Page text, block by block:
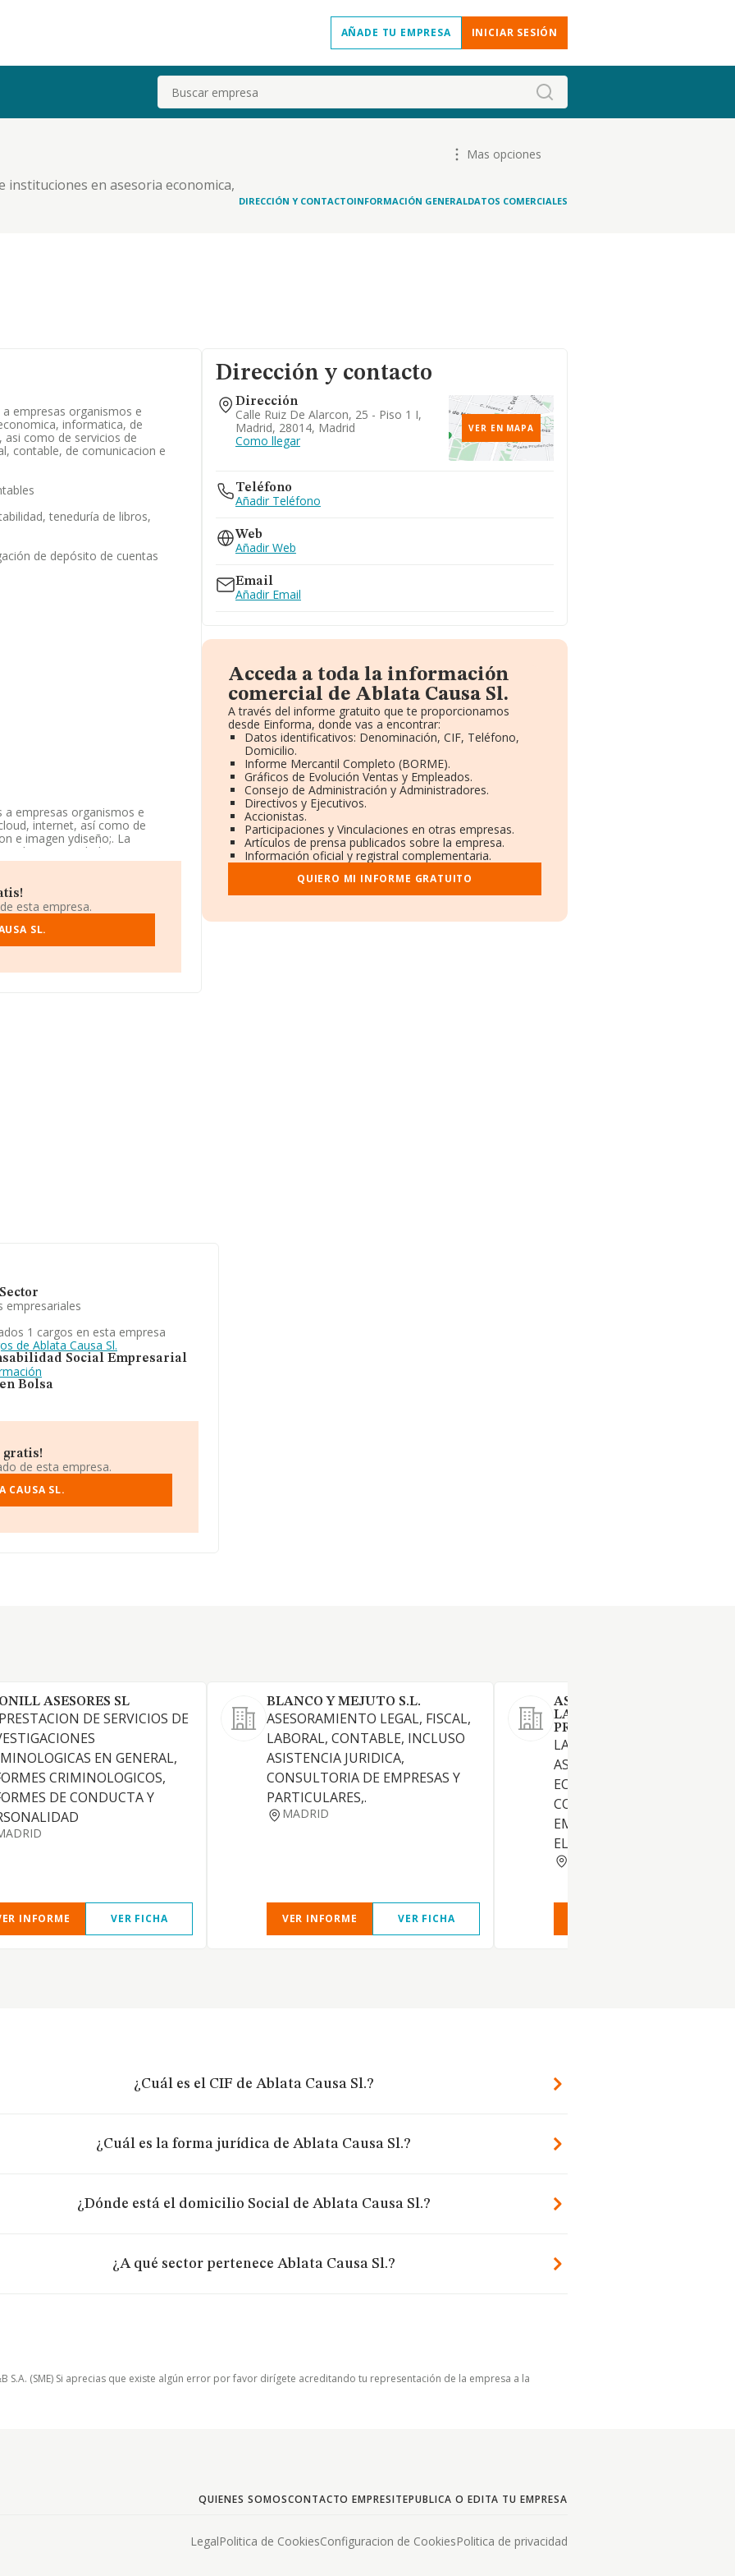
AÑADE TU EMPRESA INICIAR SESIÓN
Buscar
instituciones en asesoria economica,
servicios de asesoria, consultoria, fiscal,
Mas opciones
DIRECCIÓN Y CONTACTOINFORMACIÓN GENERALDATOS COMERCIALES
empresas organismos e
informatica, de
como de servicios de
contable, de comunicacion e
teneduría de libros,
de depósito de cuentas
a empresas organismos e
internet, así como de
e imagen ydiseño;. La
Su actividad CNAE es
fiscal' con código 6920. La
en Calle Ruiz De Alarcon núm.
empresas, a nivel nacional la
la información sobre
esta empresa.
SL.
Dirección y contacto
Dirección
Calle Ruiz De Alarcon, 25 - Piso 1 I,
Madrid, 28014, Madrid
Como llegar
VER EN MAPA
Teléfono
Añadir Teléfono
Web
Añadir Web
Email
Añadir Email
Acceda a toda la información
comercial de Ablata Causa Sl.
A través del informe gratuito que te proporcionamos
desde Einforma, donde vas a encontrar:
Datos identificativos: Denominación, CIF, Teléfono,
Domicilio.
Informe Mercantil Completo (BORME).
Gráficos de Evolución Ventas y Empleados.
Consejo de Administración y Administradores.
Directivos y Ejecutivos.
Accionistas.
Participaciones y Vinculaciones en otras empresas.
Artículos de prensa publicados sobre la empresa.
Información oficial y registral complementaria.
QUIERO MI INFORME GRATUITO
empresariales
1 cargos en esta empresa
de Ablata Causa Sl.
Social Empresarial
Bolsa
gratis!
de esta empresa.
CAUSA SL.
ASESORES SL
DE SERVICIOS DE
EN GENERAL,
CRIMINOLOGICOS,
DE CONDUCTA Y
INFORME VER FICHA
BLANCO Y MEJUTO S.L.
ASESORAMIENTO LEGAL, FISCAL,
LABORAL, CONTABLE, INCLUSO
ASISTENCIA JURIDICA,
CONSULTORIA DE EMPRESAS Y
PARTICULARES,.
MADRID
VER INFORME VER FICHA
ASESORIA FISCAL
LABORAL GRUPO 4 SL
PROFESIONAL
LA PRESTACION DE
ASESORAMIENTO EN
ECONOMICA, FINANCIERA,
CONTABLE, FISCAL Y
EMPRESAS Y PERSONAS
ELABORACION DE
¿Cuál es el CIF de Ablata Causa Sl.?
¿Cuál es la forma jurídica de Ablata Causa Sl.?
¿Dónde está el domicilio Social de Ablata Causa Sl.?
¿A qué sector pertenece Ablata Causa Sl.?
(SME) Si aprecias que existe algún error por favor dirígete acreditando tu representación de la empresa a la
QUIENES SOMOSCONTACTO EMPRESITEPUBLICA O EDITA TU EMPRESA
LegalPolitica de CookiesConfiguracion de CookiesPolitica de privacidad